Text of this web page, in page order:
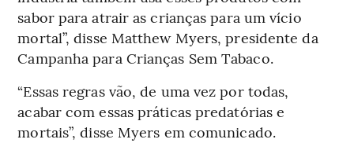
sabor para atrair as crianças para um vício
mortal”, disse Matthew Myers, presidente da
Campanha para Crianças Sem Tabaco.
“Essas regras vão, de uma vez por todas,
acabar com essas práticas predatórias e
mortais”, disse Myers em comunicado.